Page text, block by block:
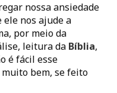
nossa ansiedade
ele nos ajude a
por meio da
leitura da Bíblia,
é fácil esse
bem, se feito